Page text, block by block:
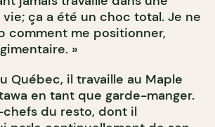
ça a été un choc total. Je ne
comment me positionner,
»
Québec, il travaille au Maple
en tant que garde-manger.
chefs du resto, dont il